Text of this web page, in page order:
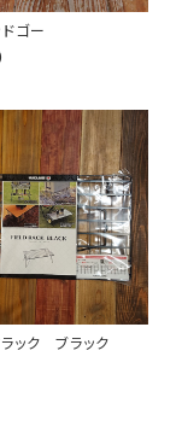
ゴー
ラック ブラック